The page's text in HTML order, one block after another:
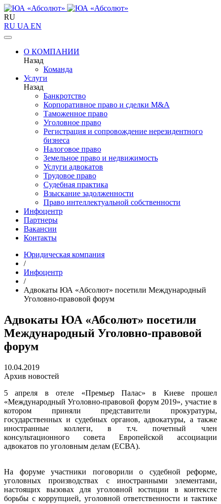
RU
RU UA EN
О КОМПАНИИ
Назад
Команда
Услуги
Назад
Банкротство
Корпоративное право и сделки M&A
Таможенное право
Уголовное право
Регистрация и сопровождение нерезидентного
бизнеса
Налоговое право
Земельное право и недвижимость
Услуги адвокатов
Трудовое право
Судебная практика
Взыскание задолженности
Право интеллектуальной собственности
Инфоцентр
Партнеры
Вакансии
Контакты
Юридическая компания
/
Инфоцентр
/
Адвокаты ЮА «Абсолют» посетили Международный
Уголовно-правовой форум
Адвокаты ЮА «Абсолют» посетили
Международный Уголовно-правовой
форум
10.04.2019
Архив новостей
5 апреля в отеле «Премьер Палас» в Киеве прошел
«Международный Уголовно-правовой форум 2019», участие в
котором приняли представители прокуратуры,
государственных и судебных органов, адвокатуры, а также
иностранные коллеги, в т.ч. почетный член
консультационного совета Европейской ассоциации
адвокатов по уголовным делам (ЕСВА).
На форуме участники поговорили о судебной реформе,
уголовных производствах с иностранными элементами,
настоящих вызовах для уголовной юстиции в контексте
борьбы с коррупцией, уголовной ответственности и тактике